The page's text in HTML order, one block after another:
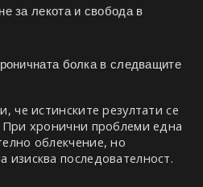
за лекота и свобода в
болка в следващите
че истинските резултати се
При хронични проблеми една
облекчение, но
изисква последователност.